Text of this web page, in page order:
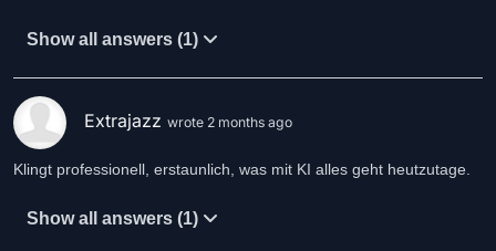
Show all answers (1)
Extrajazz wrote 2 months ago
Klingt professionell, erstaunlich, was mit KI alles geht heutzutage.
Show all answers (1)